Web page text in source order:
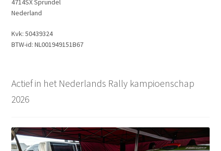
4714SX Sprundel
Nederland
Kvk: 50439324
BTW-id: NL001949151B67
Actief in het Nederlands Rally kampioenschap
2026